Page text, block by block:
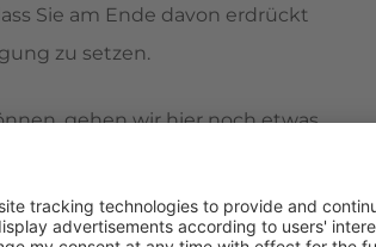
Sie am Ende davon erdrückt
zu setzen.
gehen wir hier noch etwas
was Sie sich wünschen, können
gegebenenfalls Realität werden